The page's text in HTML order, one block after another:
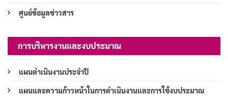
ศูนย์ข้อมูลข่าวสาร
การบริหารงานและงบประมาณ
แผนดำเนินงานประจำปี
แผนและความก้าวหน้าในการดำเนินงานและการใช้งบประมาณ